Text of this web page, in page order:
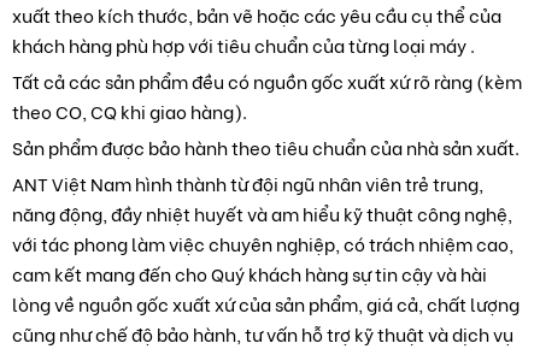
xuất theo kích thước, bản vẽ hoặc các yêu cầu cụ thể của
khách hàng phù hợp với tiêu chuẩn của từng loại máy .
Tất cả các sản phẩm đều có nguồn gốc xuất xứ rõ ràng (kèm
theo CO, CQ khi giao hàng).
Sản phẩm được bảo hành theo tiêu chuẩn của nhà sản xuất.
ANT Việt Nam hình thành từ đội ngũ nhân viên trẻ trung,
năng động, đầy nhiệt huyết và am hiểu kỹ thuật công nghệ,
với tác phong làm việc chuyên nghiệp, có trách nhiệm cao,
cam kết mang đến cho Quý khách hàng sự tin cậy và hài
lòng về nguồn gốc xuất xứ của sản phẩm, giá cả, chất lượng
cũng như chế độ bảo hành, tư vấn hỗ trợ kỹ thuật và dịch vụ